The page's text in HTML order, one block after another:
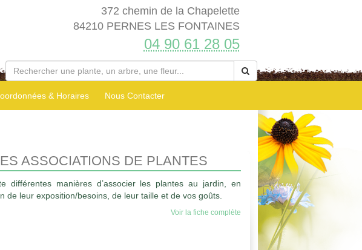
372 chemin de la Chapelette
84210 PERNES LES FONTAINES
04 90 61 28 05
& Horaires Nous Contacter
ASSOCIATIONS DE PLANTES
différentes manières d’associer les plantes au jardin, en
de leur exposition/besoins, de leur taille et de vos goûts.
Voir la fiche complète